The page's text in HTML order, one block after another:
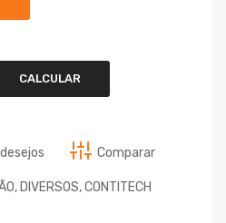
CALCULAR
Comparar
, DIVERSOS,CONTITECH